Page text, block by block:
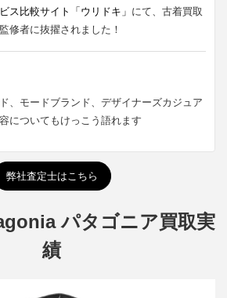
ス比較サイト「ウリドキ」 にて、古着買取
修者に抜擢されました！
、モードブランド、デザイナーズカジュア
についてもけっこう語れます
弊社査定士はこちら
パタゴニア買取実
績